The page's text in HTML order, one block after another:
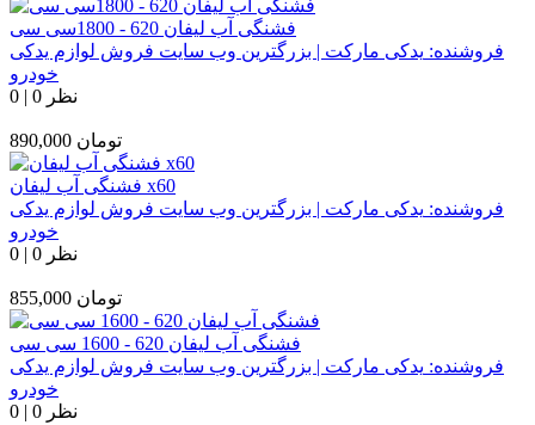
فشنگی آب لیفان 620 - 1800سی سی
فروشنده: یدکی مارکت | بزرگترین وب سایت فروش لوازم یدکی
خودرو
0 | 0 نظر
890,000 تومان
فشنگی آب لیفان x60
فروشنده: یدکی مارکت | بزرگترین وب سایت فروش لوازم یدکی
خودرو
0 | 0 نظر
855,000 تومان
فشنگی آب لیفان 620 - 1600 سی سی
فروشنده: یدکی مارکت | بزرگترین وب سایت فروش لوازم یدکی
خودرو
0 | 0 نظر